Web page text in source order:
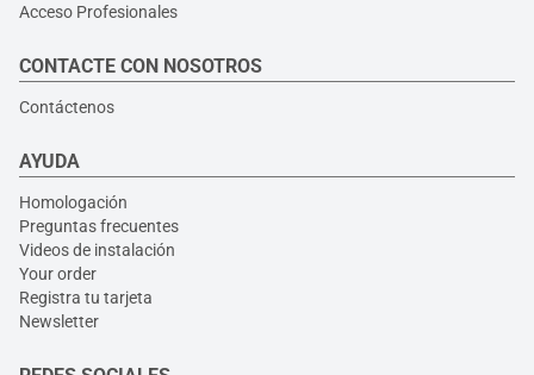
Acceso Profesionales
CONTACTE CON NOSOTROS
Contáctenos
AYUDA
Homologación
Preguntas frecuentes
Videos de instalación
Your order
Registra tu tarjeta
Newsletter